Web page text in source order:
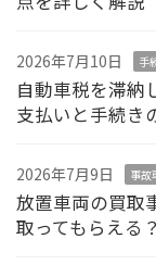
2026年7月10日 手
自動車税を滞納
支払いと手続き
2026年7月9日 事故
放置車両の買取
取ってもらえる？